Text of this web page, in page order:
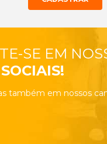
SE EM
também em nossos